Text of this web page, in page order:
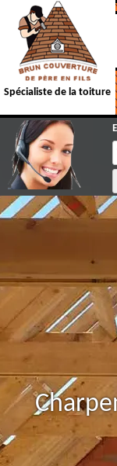
Spécialiste de la toiture